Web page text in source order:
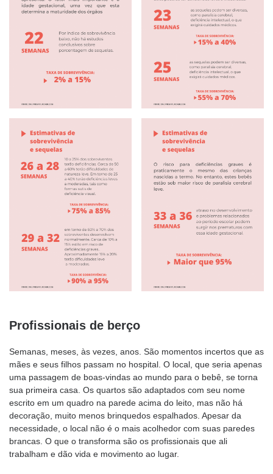
Profissionais de berço
Semanas, meses, às vezes, anos. São momentos incertos que as
mães e seus filhos passam no hospital. O local, que seria apenas
uma passagem de boas-vindas ao mundo para o bebê, se torna
sua primeira casa. Os quartos são adaptados com seu nome
escrito em um quadro na parede acima do leito, mas não há
decoração, muito menos brinquedos espalhados. Apesar da
necessidade, o local não é o mais acolhedor com suas paredes
brancas. O que o transforma são os profissionais que ali
trabalham e dão vida e movimento ao lugar.